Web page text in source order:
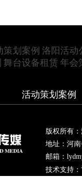
策划案例 洛阳活动
舞台设备租赁 年会
活动策划案例
版权所有
地址：河
邮箱：
技术支持：